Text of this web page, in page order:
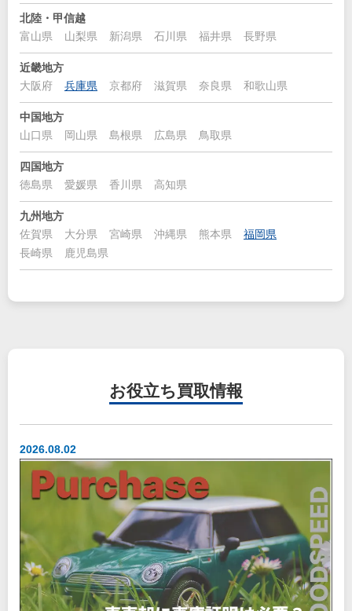
北陸・甲信越
富山県
山梨県 新潟県 石川県 福井県 長野県
近畿地方
大阪府
兵庫県 京都府 滋賀県 奈良県 和歌山県
中国地方
山口県
岡山県 島根県 広島県 鳥取県
四国地方
徳島県
愛媛県 香川県 高知県
九州地方
佐賀県
大分県 宮崎県 沖縄県 熊本県
福岡県
長崎県
鹿児島県
お役立ち 買取情報
2026.08.02